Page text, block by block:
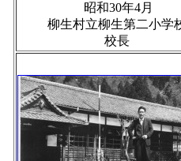
昭和30年4月
柳生村立柳生第二小学
校長